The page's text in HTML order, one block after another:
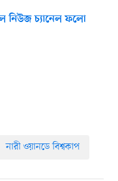
নিউজ চ্যানেল ফলো
নারী ওয়ানডে বিশ্বকাপ